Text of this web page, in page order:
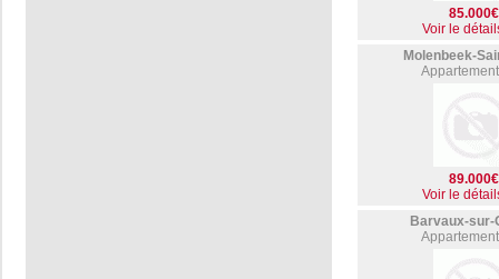
85.000€
Voir le
Molenbeek-
89.000€
Voir le
Barvaux-sur-